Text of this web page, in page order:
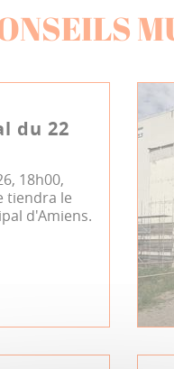
du 22
18h00,
tiendra le
d'Amiens.